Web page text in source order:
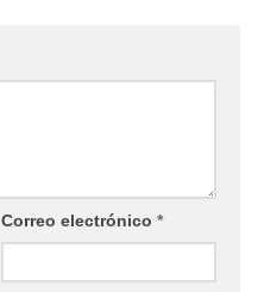
Correo electrónico *